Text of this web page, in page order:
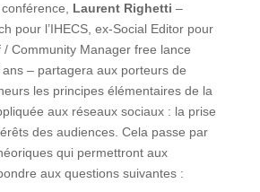
Laurent Righetti –
pour l’IHECS, ex-Social Editor pour
/ Community Manager free lance
– partagera aux porteurs de
les principes élémentaires de la
aux réseaux sociaux : la prise
des audiences. Cela passe par
qui permettront aux
aux questions suivantes :